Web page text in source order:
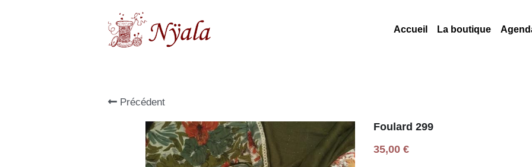
Accueil La boutique
Précédent
Foulard 299
35,00 €